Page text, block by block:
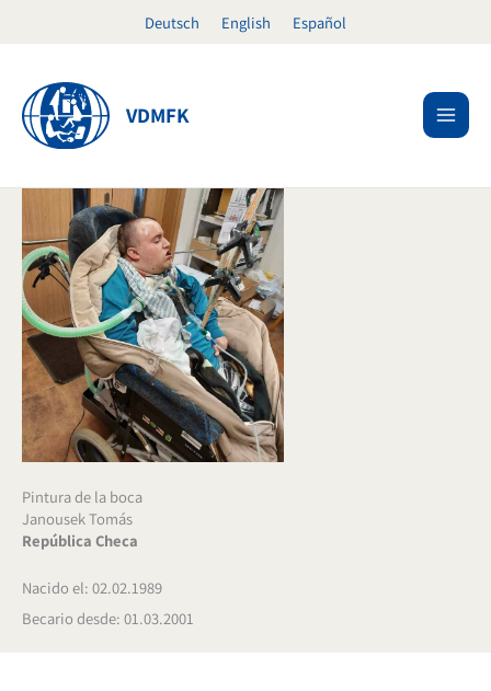
Deutsch English Español
VDMFK
Pintura de la boca
Janousek Tomás
República Checa
Nacido el: 02.02.1989
Becario desde: 01.03.2001